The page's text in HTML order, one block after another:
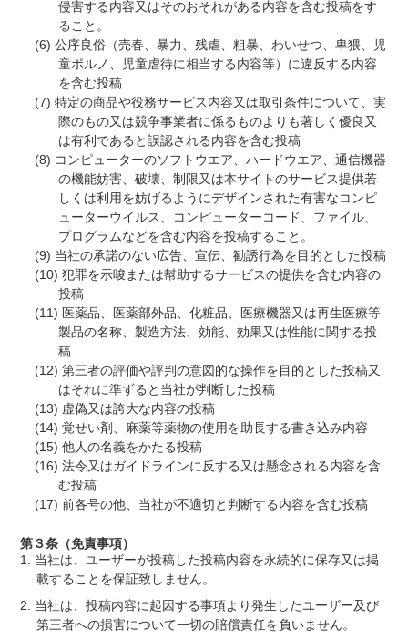
侵害する内容又はそのおそれがある内容を含む投稿をす
ること。
公序良俗（売春、暴力、残虐、粗暴、わいせつ、卑猥、児
童ポルノ、児童虐待に相当する内容等）に違反する内容
を含む投稿
特定の商品や役務サービス内容又は取引条件について、実
際のもの又は競争事業者に係るものよりも著しく優良又
は有利であると誤認される内容を含む投稿
コンピューターのソフトウエア、ハードウエア、通信機器
の機能妨害、破壊、制限又は本サイトのサービス提供若
しくは利用を妨げるようにデザインされた有害なコンピ
ューターウイルス、コンピューターコード、ファイル、
プログラムなどを含む内容を投稿すること。
当社の承諾のない広告、宣伝、勧誘行為を目的とした投稿
犯罪を示唆または幇助するサービスの提供を含む内容の
投稿
医薬品、医薬部外品、化粧品、医療機器又は再生医療等
製品の名称、製造方法、効能、効果又は性能に関する投
稿
第三者の評価や評判の意図的な操作を目的とした投稿又
はそれに準ずると当社が判断した投稿
虚偽又は誇大な内容の投稿
覚せい剤、麻薬等薬物の使用を助長する書き込み内容
他人の名義をかたる投稿
法令又はガイドラインに反する又は懸念される内容を含
む投稿
前各号の他、当社が不適切と判断する内容を含む投稿
第３条（免責事項）
当社は、ユーザーが投稿した投稿内容を永続的に保存又は掲
載することを保証致しません。
当社は、投稿内容に起因する事項より発生したユーザー及び
第三者への損害について一切の賠償責任を負いません。